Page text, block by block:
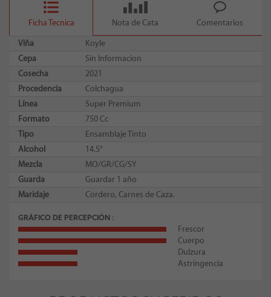
Ficha Tecnica Nota de Cata Comentarios
Viña
Koyle
Cepa
Sin Informacion
Cosecha
2021
Procedencia
Colchagua
Línea
Super Premium
Formato
750 Cc
Tipo
Ensamblaje Tinto
Alcohol
14.5°
Mezcla
MO/GR/CG/SY
Guarda
Guardar 1 año
Maridaje
Cordero, Carnes de Caza.
GRÁFICO DE PERCEPCIÓN
Frescor
Cuerpo
Dulzura
Astringencia